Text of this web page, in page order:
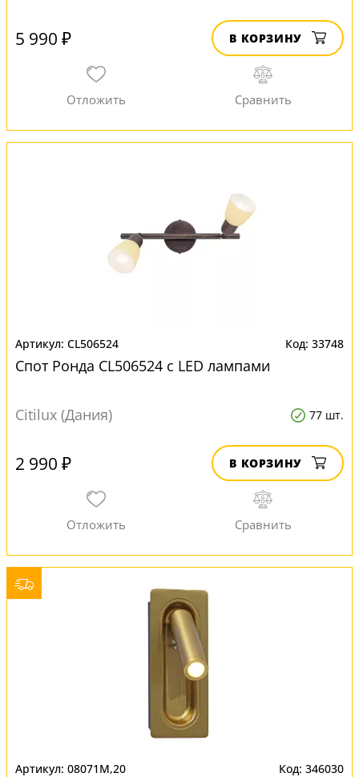
5 990 ₽ В КОРЗИНУ
CL506524 33748
Спот Ронда CL506524 с LED лампами
Citilux (Дания) 77 шт.
2 990 ₽ В КОРЗИНУ
08071M,20 346030